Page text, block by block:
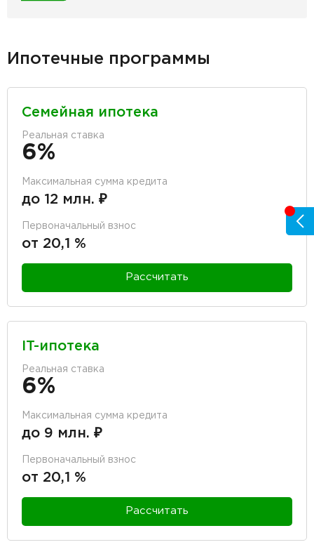
Ипотечные программы
Семейная ипотека
Реальная ставка
6%
Максимальная сумма кредита
до 12 млн. ₽
Первоначальный взнос
от 20,1 %
Рассчитать
IT-ипотека
Реальная ставка
6%
Максимальная сумма кредита
до 9 млн. ₽
Первоначальный взнос
от 20,1 %
Рассчитать